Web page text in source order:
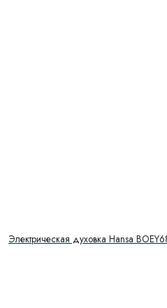
Электрическая духовка Hansa